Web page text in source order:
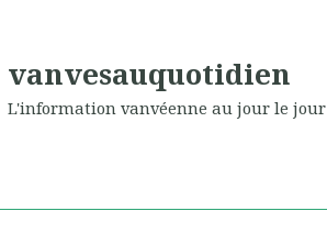
vanvesauquotidien
L'information vanvéenne au jour le jour